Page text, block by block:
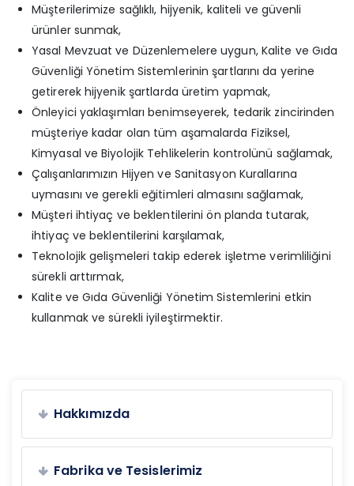
Hakkımızda
Fabrika ve Tesislerimiz
Müşterilerimize sağlıklı, hijyenik, kaliteli ve güvenli
ürünler sunmak,
Yasal Mevzuat ve Düzenlemelere uygun, Kalite ve Gıda
Güvenliği Yönetim Sistemlerinin şartlarını da yerine
getirerek hijyenik şartlarda üretim yapmak,
Önleyici yaklaşımları benimseyerek, tedarik zincirinden
müşteriye kadar olan tüm aşamalarda Fiziksel,
Kimyasal ve Biyolojik Tehlikelerin kontrolünü sağlamak,
Çalışanlarımızın Hijyen ve Sanitasyon Kurallarına
uymasını ve gerekli eğitimleri almasını sağlamak,
Müşteri ihtiyaç ve beklentilerini ön planda tutarak,
ihtiyaç ve beklentilerini karşılamak,
Teknolojik gelişmeleri takip ederek işletme verimliliğini
sürekli arttırmak,
Kalite ve Gıda Güvenliği Yönetim Sistemlerini etkin
kullanmak ve sürekli iyileştirmektir.